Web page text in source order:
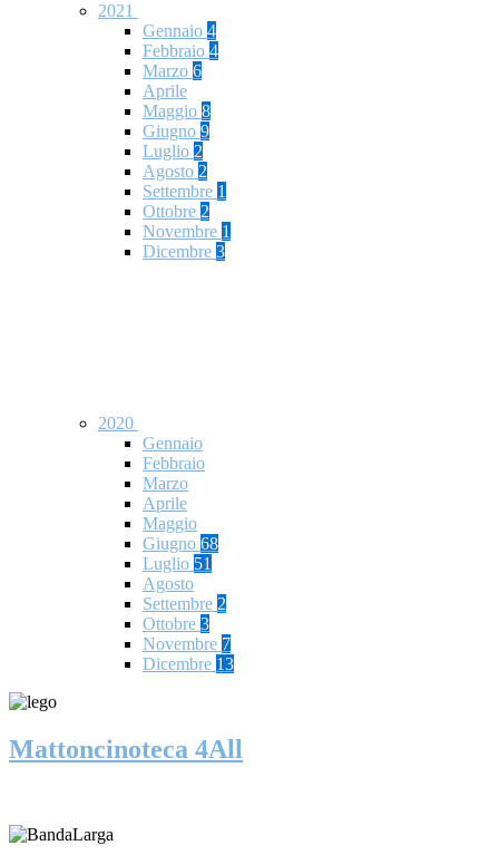
2021
Gennaio 4
Febbraio 4
Marzo 6
Aprile
Maggio 8
Giugno 9
Luglio 2
Agosto 2
Settembre 1
Ottobre 2
Novembre 1
Dicembre 3
2020
Gennaio
Febbraio
Marzo
Aprile
Maggio
Giugno 68
Luglio 51
Agosto
Settembre 2
Ottobre 3
Novembre 7
Dicembre 13
Mattoncinoteca 4All